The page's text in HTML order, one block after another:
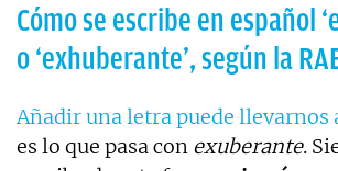
Cómo se escribe en español
o ‘exhuberante’, según la
Añadir una letra puede llevarnos
es lo que pasa con exuberante.